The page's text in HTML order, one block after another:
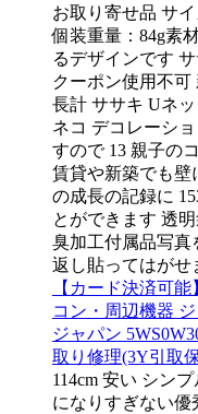
お取り寄せ品 サ
個装重量：84g素
るデザインです
クーポン使用不
長計 ササキ Uネ
ネコ デコレーシ
すので 13 親子の
賃貸や新築でも壁
の成長の記録に
とができます 透
臭加工付属品写真
返し貼ってはがせ
【カード決済可
コン・周辺機器
ジャパン
取り修理(3Y引取
114cm 安い シン
になりすぎない優